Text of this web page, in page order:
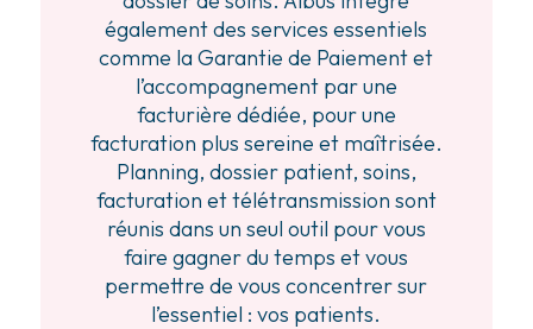
également des services essentiels
comme la Garantie de Paiement et
l’accompagnement par une
facturière dédiée, pour une
facturation plus sereine et maîtrisée.
Planning, dossier patient, soins,
facturation et télétransmission sont
réunis dans un seul outil pour vous
faire gagner du temps et vous
permettre de vous concentrer sur
l’essentiel : vos patients.